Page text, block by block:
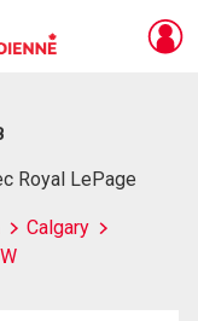
Royal LePage
Calgary